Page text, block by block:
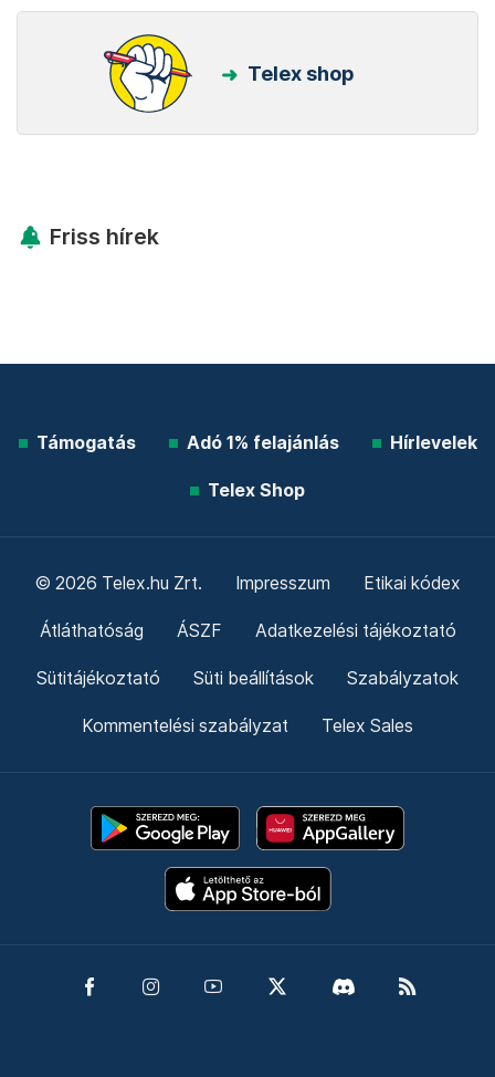
Telex shop
Friss hírek
Támogatás Adó 1% felajánlás Hírlevelek
Telex Shop
© 2026 Telex.hu Zrt. Impresszum Etikai kódex
Átláthatóság ÁSZF Adatkezelési tájékoztató
Sütitájékoztató Süti beállítások Szabályzatok
Kommentelési szabályzat Telex Sales